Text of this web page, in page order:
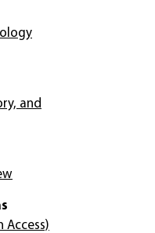
and
Access)